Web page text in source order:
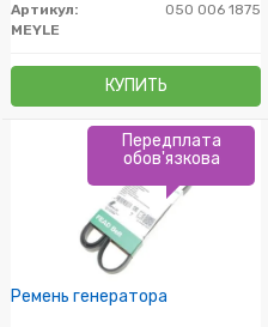
Артикул:
050 006 1875
MEYLE
КУПИТЬ
Ремень генератора
Передплата
обов'язкова